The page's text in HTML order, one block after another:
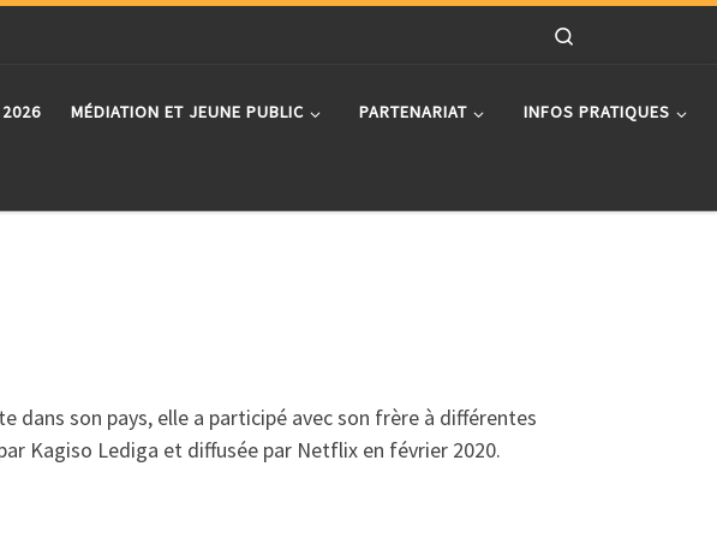
2026 MÉDIATION ET JEUNE PUBLIC PARTENARIAT INFOS PRATIQUES
dans son pays, elle a participé avec son frère à différentes
Kagiso Lediga et diffusée par Netflix en février 2020.